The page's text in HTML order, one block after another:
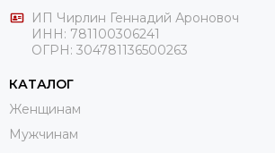
ИП Чирлин Геннадий Ароновоч
ИНН: 781100306241
ОГРН: 304781136500263
КАТАЛОГ
Женщинам
Мужчинам